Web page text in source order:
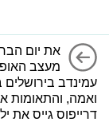
את יום
מעצב
עמינדב
ואמה, והתאומות
דרייפוס גייס את